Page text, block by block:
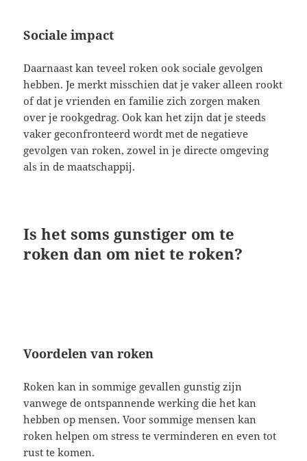
Sociale impact
Daarnaast kan teveel roken ook sociale gevolgen
hebben. Je merkt misschien dat je vaker alleen rookt
of dat je vrienden en familie zich zorgen maken
over je rookgedrag. Ook kan het zijn dat je steeds
vaker geconfronteerd wordt met de negatieve
gevolgen van roken, zowel in je directe omgeving
als in de maatschappij.
Is het soms gunstiger om te
roken dan om niet te roken?
Voordelen van roken
Roken kan in sommige gevallen gunstig zijn
vanwege de ontspannende werking die het kan
hebben op mensen. Voor sommige mensen kan
roken helpen om stress te verminderen en even tot
rust te komen.